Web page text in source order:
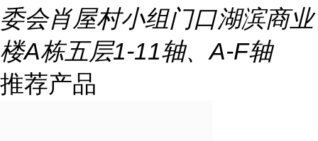
委会肖屋村小组门口湖滨商业
楼A栋五层1-11轴、A-F轴
推荐产品